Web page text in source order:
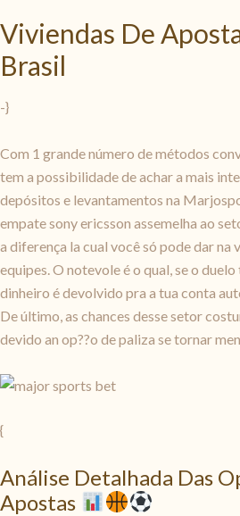
Viviendas De
Brasil
-}
Com 1 grande número de métodos
tem a possibilidade de achar a mais
depósitos e levantamentos na
empate sony ericsson assemelha ao
a diferença la cual você só pode dar na
equipes. O notevole é o qual, se o
dinheiro é devolvido pra a tua conta
De último, as chances desse setor
devido an op??o de paliza se tornar
{
Análise Detalhada Das
Apostas